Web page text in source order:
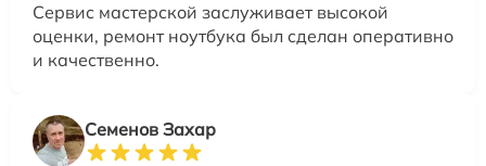
Сервис мастерской заслуживает высокой
оценки, ремонт ноутбука был сделан оперативно
и качественно.
Семенов Захар